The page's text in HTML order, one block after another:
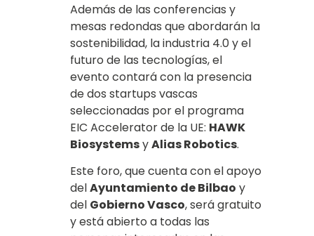
Además de las conferencias y
mesas redondas que abordarán la
sostenibilidad, la industria 4.0 y el
futuro de las tecnologías, el
evento contará con la presencia
de dos startups vascas
seleccionadas por el programa
EIC Accelerator de la UE: HAWK
BiosystemsyAlias Robotics.
Este foro, que cuenta con el apoyo
delAyuntamiento de Bilbao y
del Gobierno Vasco, será gratuito
y está abierto a todas las